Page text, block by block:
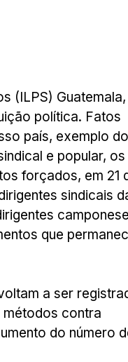
(ILPS) Guatemala,
política. Fatos
país, exemplo do
e popular, os
forçados, em 21
sindicais
que
a ser
métodos contra
do número